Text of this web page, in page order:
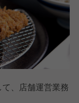
て、店舗運営業務